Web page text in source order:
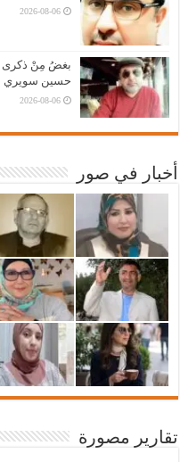
2026-08-06
حسين سويري
2026-08-06
أخبار في صور
تقارير مصورة